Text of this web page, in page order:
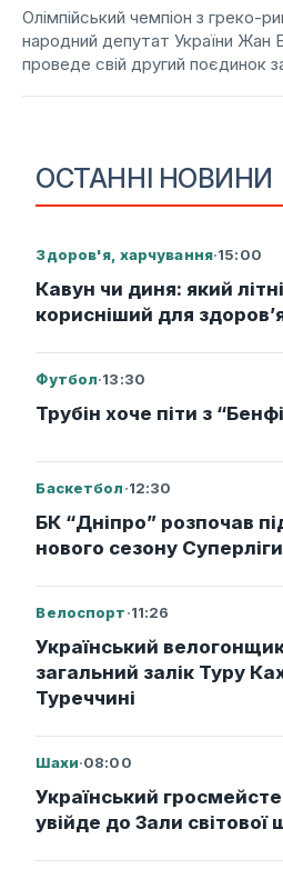
ОСТАННІ НОВИНИ
Здоров'я, харчування·15:00
Кавун чи диня: який
корисніший для
Футбол·13:30
Трубін хоче піти з
Баскетбол·12:30
БК “Дніпро” розпочав
нового сезону Суперліги
Велоспорт·11:26
Український
загальний залік Туру
Туреччині
Шахи·08:00
Український
увійде до Зали світової
Олімпійський чемпіон з греко-
народний депутат України Жан
проведе свій другий поєдинок